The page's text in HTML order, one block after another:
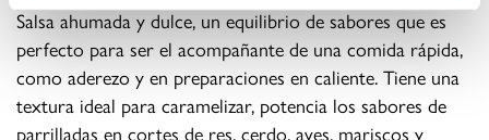
Salsa ahumada y dulce, un equilibrio de sabores que es
perfecto para ser el acompañante de una comida rápida,
como aderezo y en preparaciones en caliente. Tiene una
textura ideal para caramelizar, potencia los sabores de
parrilladas en cortes de res, cerdo, aves, mariscos y